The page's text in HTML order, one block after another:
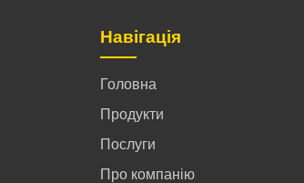
Навігація
Головна
Продукти
Послуги
Про компанію